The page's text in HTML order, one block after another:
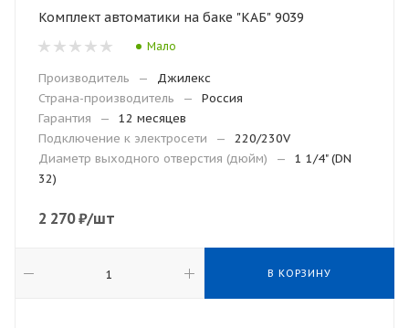
Комплект автоматики на баке "КАБ" 9039
Мало
Производитель —
Джилекс
Страна-производитель
—
Россия
Гарантия
—
12 месяцев
Подключение к электросети
—
220/230V
Диаметр выходного отверстия (дюйм)
—
1 1/4" (DN
32)
2 270₽/шт
В КОРЗИНУ